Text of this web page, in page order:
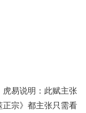
虎易说明：此赋主张
宗》都主张只需看